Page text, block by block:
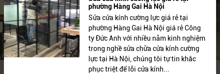
phường Hàng Gai Hà Nội
Sửa cửa kính cường lực giá rẻ tại
phường Hàng Gai Hà Nội giá rẻ Công
ty Đức Anh với nhiều năm kinh nghiệm
trong nghề sửa chữa cửa kính cường
lực tại Hà Nội, chúng tôi tự tin khắc
phục triệt để lỗi cửa kính...